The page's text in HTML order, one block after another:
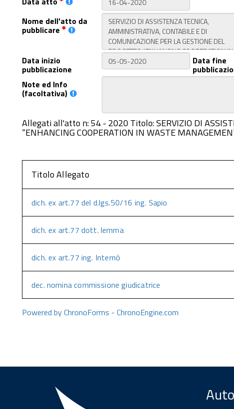
Nome dell'atto da
pubblicare
Data inizio
pubblicazione
Data fine
Note ed Info
(facoltativa)
Allegati all'atto n: 54 - 2020 Titolo: SERVIZIO DI
“ENHANCING COOPERATION IN WASTE
Titolo Allegato
dich. ex art.77 del d.lgs.50/16 ing. Sapio
dich. ex art.77 dott. lemma
dich. ex art.77 ing. Internò
dec. nomina commissione giudicatrice
Powered by ChronoForms - ChronoEngine.com